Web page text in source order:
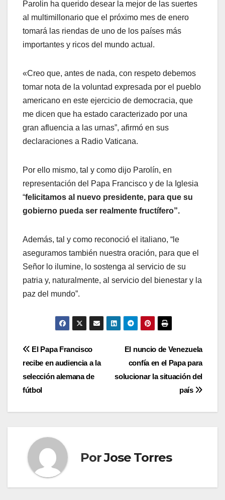
Parolin ha querido desear la mejor de las suertes
al multimillonario que el próximo mes de enero
tomará las riendas de uno de los países más
importantes y ricos del mundo actual.
«Creo que, antes de nada, con respeto debemos
tomar nota de la voluntad expresada por el pueblo
americano en este ejercicio de democracia, que
me dicen que ha estado caracterizado por una
gran afluencia a las urnas”, afirmó en sus
declaraciones a Radio Vaticana.
Por ello mismo, tal y como dijo Parolín, en
representación del Papa Francisco y de la Iglesia
“felicitamos al nuevo presidente, para que su
gobierno pueda ser realmente fructífero”.
Además, tal y como reconoció el italiano, “le
aseguramos también nuestra oración, para que el
Señor lo ilumine, lo sostenga al servicio de su
patria y, naturalmente, al servicio del bienestar y la
paz del mundo”.
Navegación
de
entradas
El nuncio de Venezuela
confía en el Papa para
solucionar la situación del
país
El Papa Francisco
recibe en audiencia a la
selección alemana de
fútbol
PorJose Torres